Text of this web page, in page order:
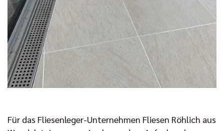
Für das Fliesenleger-Unternehmen Fliesen Röhlich aus